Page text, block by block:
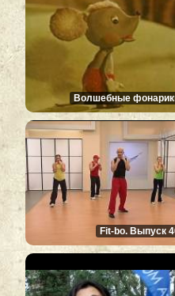
Волшебные
Fit-bo. Выпуск